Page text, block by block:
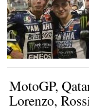
MotoGP,
Lorenzo,